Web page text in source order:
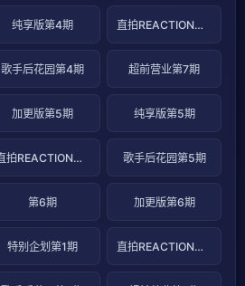
纯享版第4期 直拍REACTION第7期
歌手后花园第4期 超前营业第7期
加更版第5期 纯享版第5期
直拍REACTION第10期 歌手后花园第5期
第6期 加更版第6期
特别企划第1期 直拍REACTION第11期